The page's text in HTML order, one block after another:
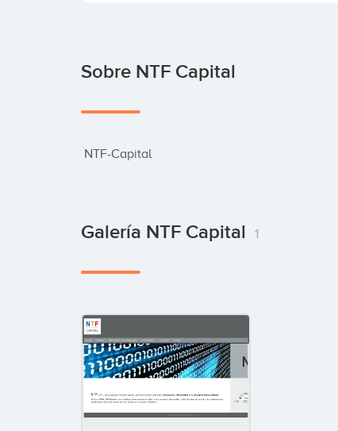
Sobre NTF Capital
NTF-Capital
Galería NTF Capital 1